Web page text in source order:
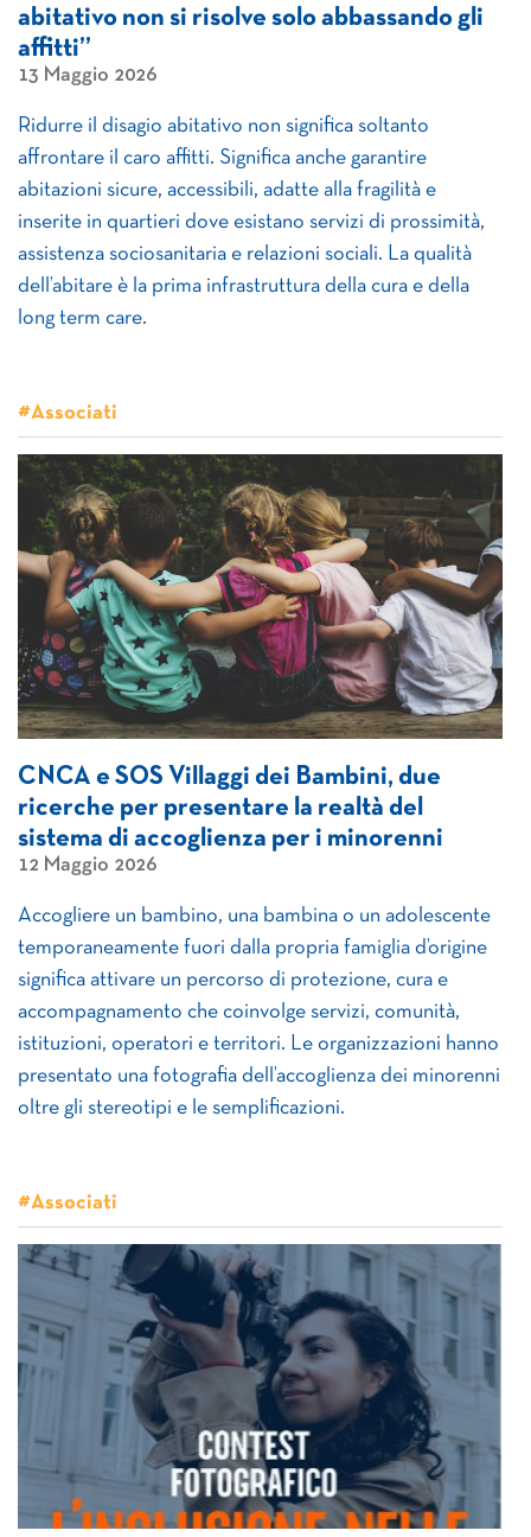
abitativo non si risolve solo abbassando gli
affitti”
13 Maggio 2026
Ridurre il disagio abitativo non significa soltanto
affrontare il caro affitti. Significa anche garantire
abitazioni sicure, accessibili, adatte alla fragilità e
inserite in quartieri dove esistano servizi di prossimità,
assistenza sociosanitaria e relazioni sociali. La qualità
dell’abitare è la prima infrastruttura della cura e della
long term care.
#Associati
CNCA e SOS Villaggi dei Bambini, due
ricerche per presentare la realtà del
sistema di accoglienza per i minorenni
12 Maggio 2026
Accogliere un bambino, una bambina o un adolescente
temporaneamente fuori dalla propria famiglia d’origine
significa attivare un percorso di protezione, cura e
accompagnamento che coinvolge servizi, comunità,
istituzioni, operatori e territori. Le organizzazioni hanno
presentato una fotografia dell’accoglienza dei minorenni
oltre gli stereotipi e le semplificazioni.
#Associati